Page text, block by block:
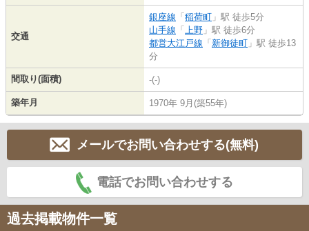
交通
銀座線 「 稲荷町 」駅 徒歩5分
山手線 「 上野 」駅 徒歩6分
都営大江戸線 「 新御徒町 」駅 徒歩13
分
間取り(面積) -(-)
築年月 1970年 9月(築55年)
メールでお問い合わせする(無料)
電話でお問い合わせする
過去掲載物件一覧